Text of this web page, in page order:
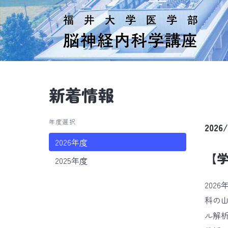
新着情報
年度選択
2026年度
2025年度
【
2026
科の
ル解